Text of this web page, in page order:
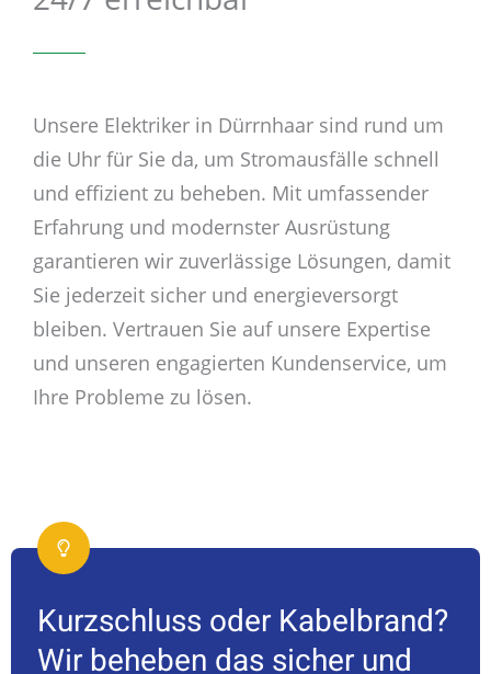
Unsere Elektriker in Dürrnhaar sind rund um
die Uhr für Sie da, um Stromausfälle schnell
und effizient zu beheben. Mit umfassender
Erfahrung und modernster Ausrüstung
garantieren wir zuverlässige Lösungen, damit
Sie jederzeit sicher und energieversorgt
bleiben. Vertrauen Sie auf unsere Expertise
und unseren engagierten Kundenservice, um
Ihre Probleme zu lösen.
Kurzschluss oder Kabelbrand?
Wir beheben das sicher und